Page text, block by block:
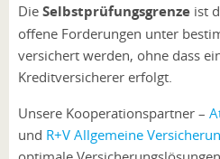
Die Selbstprüfungsgrenze ist
offene Forderungen unter
versichert werden, ohne dass
Kreditversicherer erfolgt.
Unsere Kooperationspartner –
und R+V Allgemeine